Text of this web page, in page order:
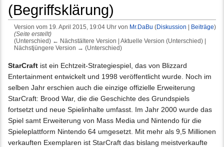
(Begriffsklärung)
Version vom 19. April 2015, 19:04 Uhr von Mr.DaBu (Diskussion Beiträge)
(Seite erstellt)
(Unterschied) ← Nächstältere Version | Aktuelle Version (Unterschied) |
Nächstjüngere Version → (Unterschied)
StarCraft ist ein Echtzeit-Strategiespiel, das von Blizzard
Entertainment entwickelt und 1998 veröffentlicht wurde. Noch im
selben Jahr erschien auch die einzige offizielle Erweiterung
StarCraft: Brood War, die die Geschichte des Grundspiels
fortsetzt und neue Spielinhalte umfasst. Im Jahr 2000 wurde das
Spiel samt Erweiterung von Mass Media und Nintendo für die
Spieleplattform Nintendo 64 umgesetzt. Mit mehr als 9,5 Millionen
verkauften Exemplaren ist StarCraft das bislang meistverkaufte